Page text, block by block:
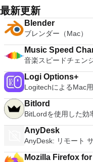
ール新しいファイル
できるプラグイン
Mac用BlueStacks
ます。 BlueStacks App PlayerのWindowsバージョンをお探し
ですか？ここからダ
起動し、Exposé、
Macのショートカッ
Windowsアプリを簡単に操作
VMware Fusion Pro
ルバックポイント」
ます。 システム要
す）最小4GBの
ク容量、各仮想マシ
ーティングシステム
ィスクイメージ）。
推奨されるグラフィ
上およびATI 2600以
グシステム： Mac OS X 10.9 Mavericks。 Mac OS X 10.10
Yosemite。 Mac OS X 10.11 El Capitan。 MacOS 10.12
Sierra。 ゲストオペ
M4R（AAC）、
してサポートされる
は、少なくとも1 GB
10.7以降では2 GB
Audacityを長時間の
合、最低2 GB RAM
降では4 GB RAM）
conduct virtual meetings. TeamViewer connects to
server around the
remote control your
in front of it. Features: Control computers remotely via the
internet Record your
playback Online
support.
最新更新
Blender
ブレンダー（Mac）
Music Speed
音楽スピードチェン
Logi Options+
LogitechによるMac
Bitlord
BitLordを使用した効
AnyDesk
AnyDesk: リモート
Mozilla Firefox